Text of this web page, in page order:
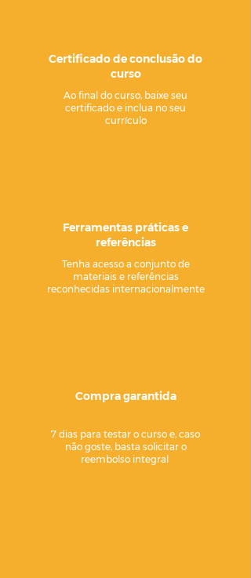
Certificado de conclusão do
curso
Ao final do curso, baixe seu
certificado e inclua no seu
currículo
Ferramentas práticas e
referências
Tenha acesso a conjunto de
materiais e referências
reconhecidas internacionalmente
Compra garantida
7 dias para testar o curso e, caso
não goste, basta solicitar o
reembolso integral